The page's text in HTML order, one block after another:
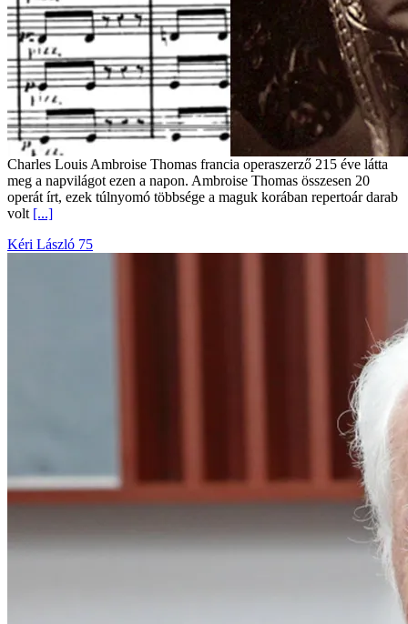
Charles Louis Ambroise Thomas francia operaszerző 215 éve látta
meg a napvilágot ezen a napon. Ambroise Thomas összesen 20
operát írt, ezek túlnyomó többsége a maguk korában repertoár darab
volt [...]
Kéri László 75